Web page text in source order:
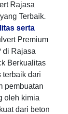
Rajasa
Terbaik.
serta
Premium
di Rajasa
Berkualitas
terbaik dari
pembuatan
oleh kimia
dari beton